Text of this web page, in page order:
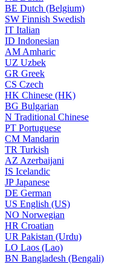
BE Dutch (Belgium)
SW Finnish Swedish
IT Italian
ID Indonesian
AM Amharic
UZ Uzbek
GR Greek
CS Czech
HK Chinese (HK)
BG Bulgarian
N Traditional Chinese
PT Portuguese
CM Mandarin
TR Turkish
AZ Azerbaijani
IS Icelandic
JPJapanese
DE German
US English (US)
NO Norwegian
HR Croatian
UR Pakistan (Urdu)
LO Laos (Lao)
BN Bangladesh (Bengali)